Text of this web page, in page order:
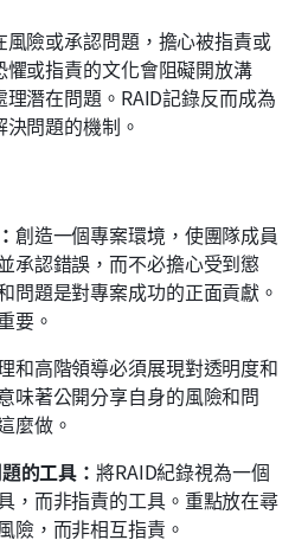
險或承認問題，擔心被指責或
或指責的文化會阻礙開放溝
潛在問題。RAID記錄反而成為
問題的機制。
創造一個專案環境，使團隊成員
承認錯誤，而不必擔心受到懲
問題是對專案成功的正面貢獻。
要。
和高階領導必須展現對透明度和
味著公開分享自身的風險和問
麼做。
的工具：將RAID紀錄視為一個
，而非指責的工具。重點放在尋
險，而非相互指責。